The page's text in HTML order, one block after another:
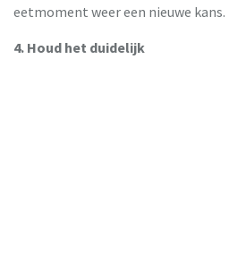
eetmoment weer een nieuwe kans.
4. Houd het duidelijk